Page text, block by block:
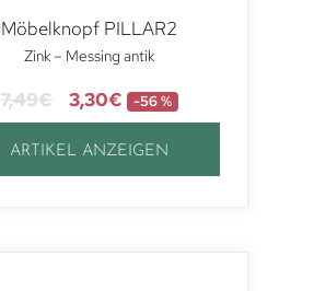
Möbelknopf PILLAR2
Zink – Messing antik
7,49€ 3,30€ -56 %
ARTIKEL ANZEIGEN